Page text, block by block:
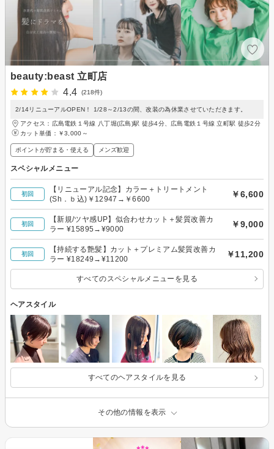
beauty:beast 立町店
4.4
(218件)
2/14リニューアルOPEN！ 1/28～2/13の間、改装の為休業させていただきます。
アクセス：広島電鉄１号線 八丁堀(広島)駅 徒歩4分、広島電鉄１号線 立町駅 徒歩2分
カット単価： ￥3,000～
ポイントが貯まる・使える メンズ歓迎
スペシャルメニュー
初回
【リニューアル記念】カラー＋トリートメント
(Sh．ｂ込)￥12947→￥6600
￥6,600
初回
【新規/ツヤ感UP】似合わせカット＋髪質改善カ
ラー ¥15895→¥9000
￥9,000
初回
【持続する艶髪】カット＋プレミアム髪質改善カ
ラー ¥18249→¥11200
￥11,200
すべてのスペシャルメニューを見る
ヘアスタイル
すべてのヘアスタイルを見る
その他の情報を表示